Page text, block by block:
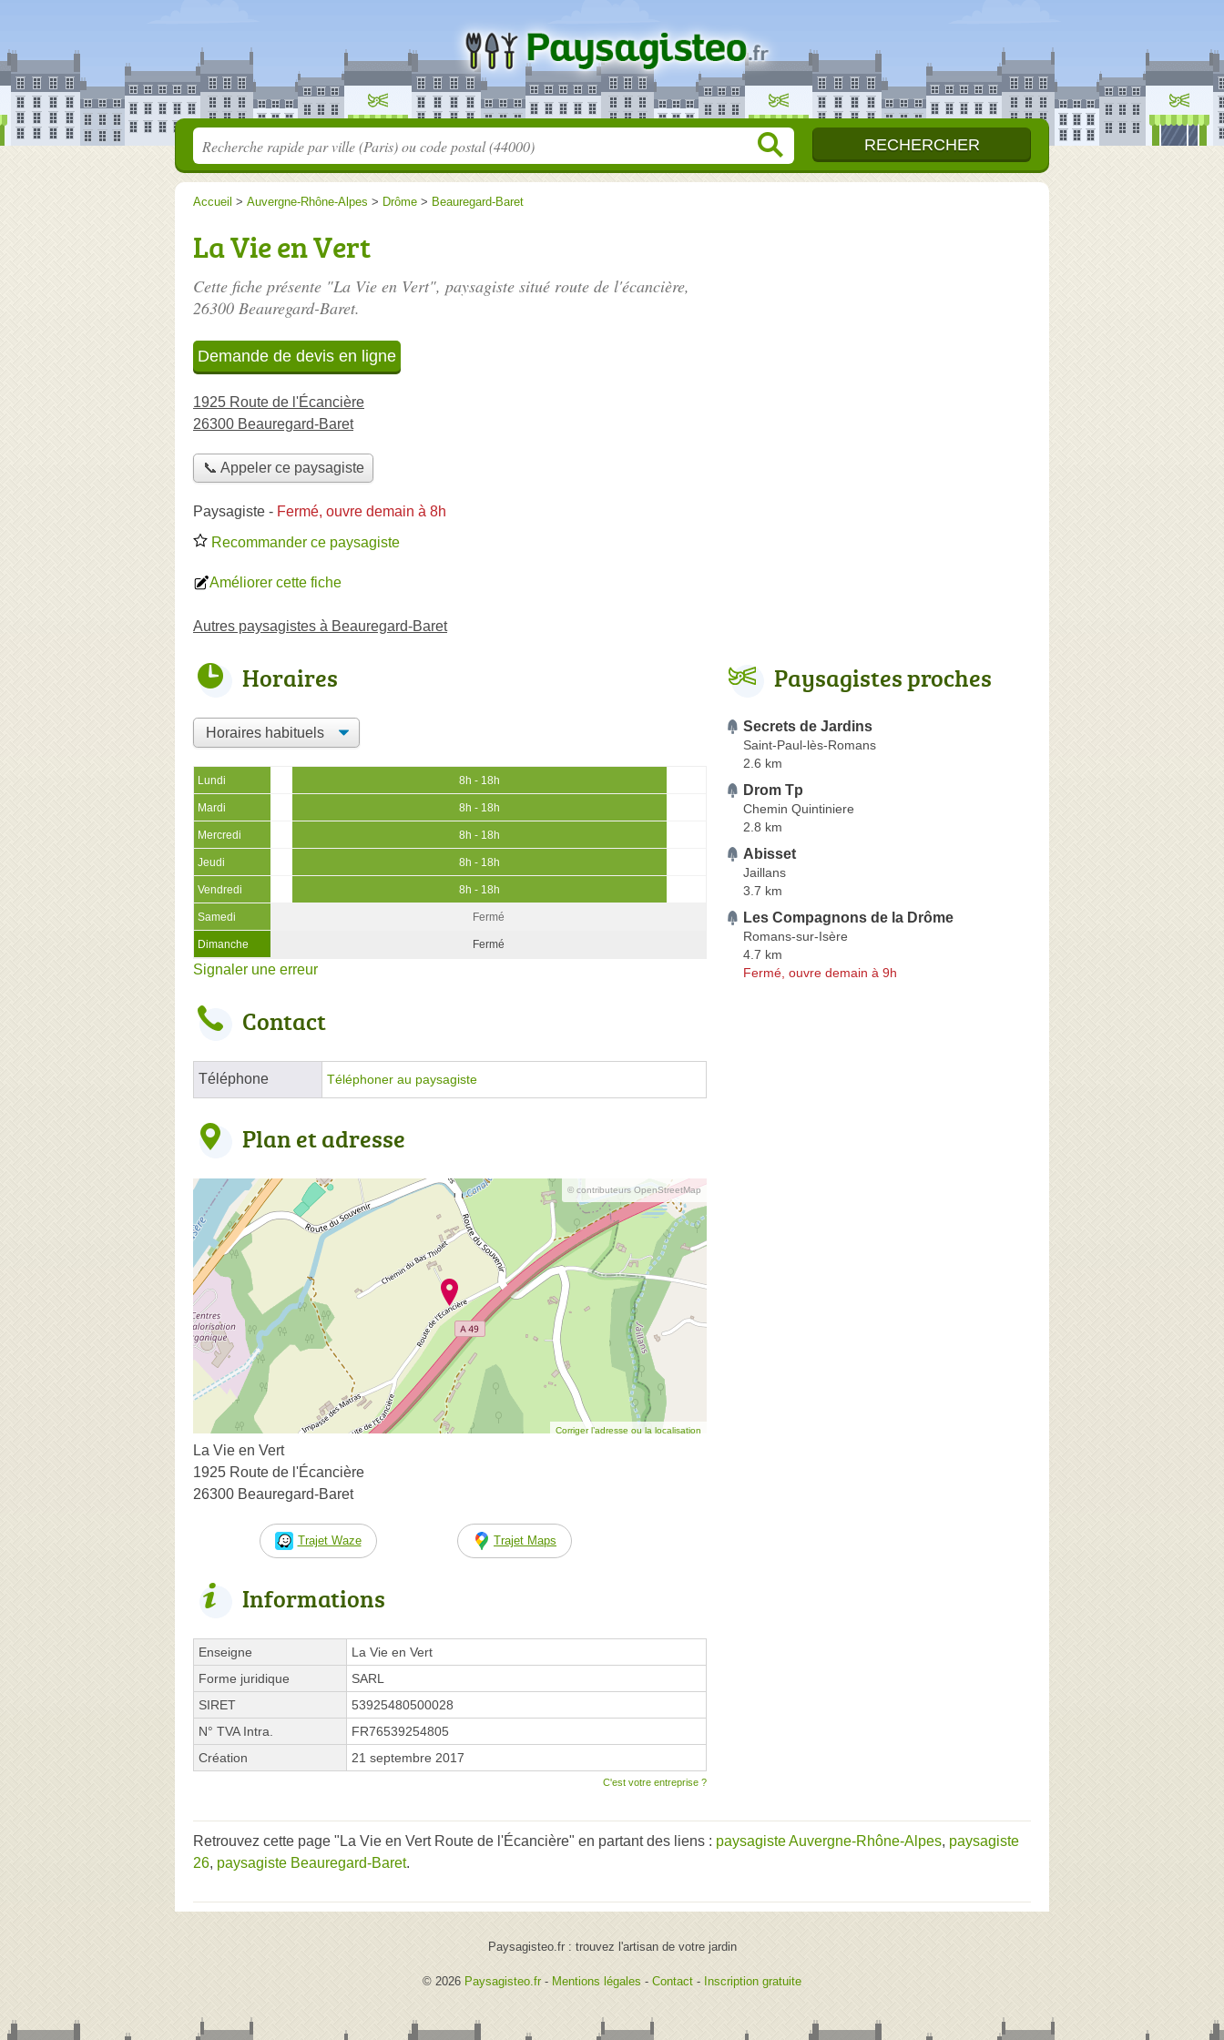
Accueil > Auvergne-Rhône-Alpes > Drôme > Beauregard-Baret
La Vie en Vert
Cette fiche présente "La Vie en Vert", paysagiste situé route de l'écancière,
26300 Beauregard-Baret.
Demande de devis en ligne
1925 Route de l'Écancière
26300 Beauregard-Baret
📞 Appeler ce paysagiste
Paysagiste - Fermé, ouvre demain à 8h
Recommander ce paysagiste
Améliorer cette fiche
Autres paysagistes à Beauregard-Baret
Horaires
Lundi 8h - 18h
Mardi 8h - 18h
Mercredi 8h - 18h
Jeudi 8h - 18h
Vendredi 8h - 18h
Samedi Fermé
Dimanche Fermé
Signaler une erreur
Contact
Téléphone Téléphoner au paysagiste
Plan et adresse
© contributeurs OpenStreetMap
Corriger l’adresse ou la localisation
La Vie en Vert
1925 Route de l'Écancière
26300 Beauregard-Baret
Trajet Waze Trajet Maps
Informations
Enseigne
La Vie en Vert
Forme juridique
SARL
SIRET
53925480500028
N° TVA Intra.
FR76539254805
Création
21 septembre 2017
C'est votre entreprise ?
Paysagistes proches
Secrets de Jardins
Saint-Paul-lès-Romans
2.6 km
Drom Tp
Chemin Quintiniere
2.8 km
Abisset
Jaillans
3.7 km
Les Compagnons de la Drôme
Romans-sur-Isère
4.7 km
Fermé, ouvre demain à 9h
Retrouvez cette page "La Vie en Vert Route de l'Écancière" en partant des liens : paysagiste Auvergne-Rhône-Alpes, paysagiste
26, paysagiste Beauregard-Baret.
Paysagisteo.fr : trouvez l'artisan de votre jardin
© 2026 Paysagisteo.fr - Mentions légales - Contact - Inscription gratuite